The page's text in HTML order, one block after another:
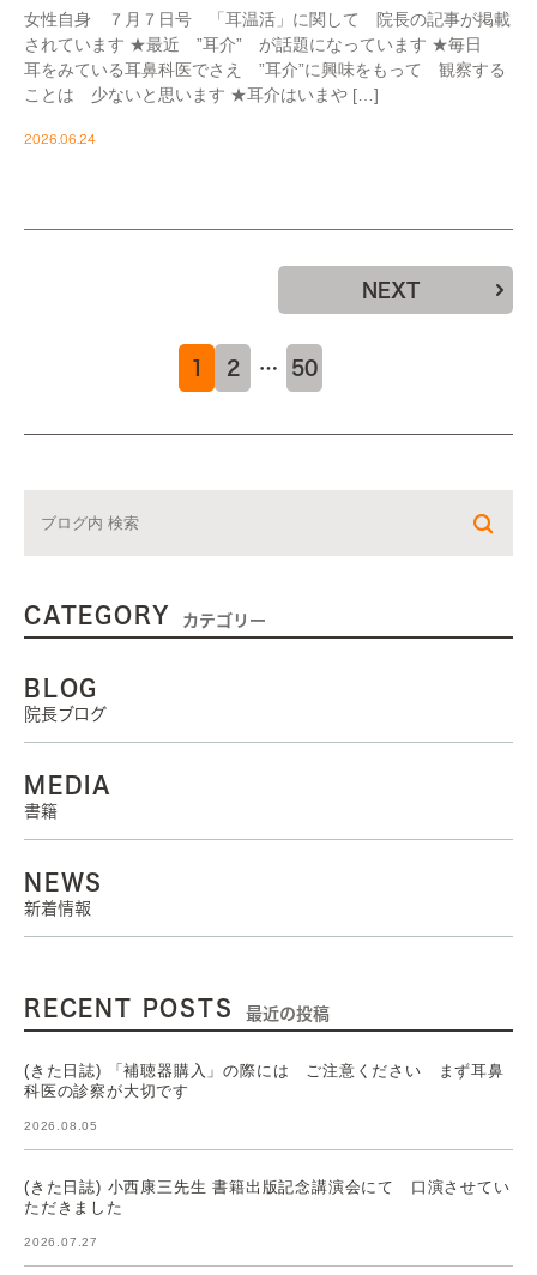
女性自身 ７月７日号 「耳温活」に関して 院長の記事が掲載
されています ★最近 ”耳介” が話題になっています ★毎日
耳をみている耳鼻科医でさえ ”耳介”に興味をもって 観察する
ことは 少ないと思います ★耳介はいまや […]
2026.06.24
1 2 … 50
NEXT
CATEGORY カテゴリー
BLOG
院長ブログ
MEDIA
書籍
NEWS
新着情報
RECENT POSTS 最近の投稿
(きた日誌) 「補聴器購入」の際には ご注意ください まず耳鼻
科医の診察が大切です
2026.08.05
(きた日誌) 小西康三先生 書籍出版記念講演会にて 口演させてい
ただきました
2026.07.27